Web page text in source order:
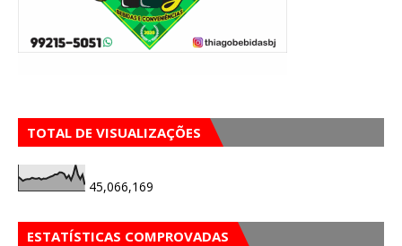
TOTAL DE VISUALIZAÇÕES
45,066,169
ESTATÍSTICAS COMPROVADAS